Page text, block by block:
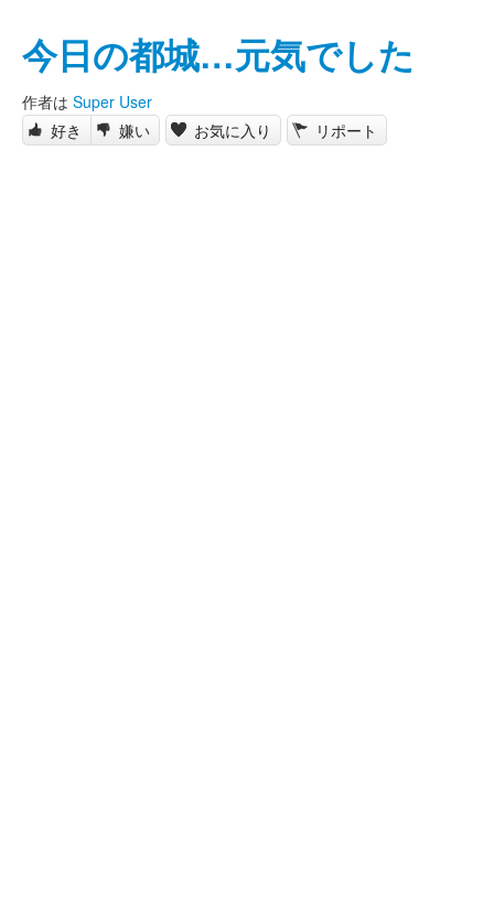
今日の都城…元気でした
作者は Super User
好き
嫌い お気に入り リポート